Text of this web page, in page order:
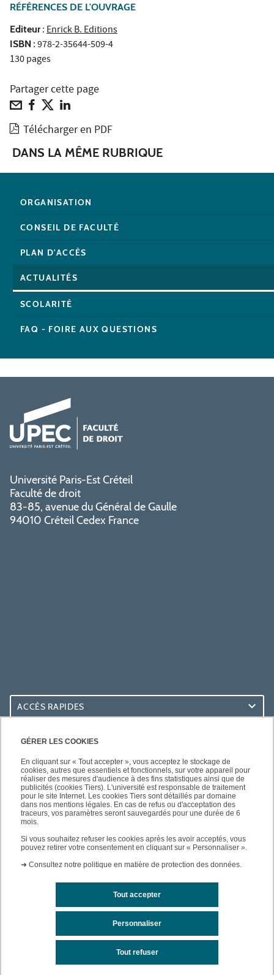
GÉRER LES COOKIES
En cliquant sur « Tout accepter », vous acceptez le stockage de
cookies, autres que essentiels et fonctionnels, sur votre appareil pour
réaliser des mesures d'audience à des fins statistiques ainsi que de
publicités (cookies Tiers). L'université est responsable de traitement
pour le site Internet. Les cookies Tiers sont détaillés par domaine
dans nos mentions légales. En cas de refus ou d'acceptation des
traceurs, vos paramètres seront sauvegardés pour une durée de 6
mois.
Si vous souhaitez refuser les cookies après les avoir acceptés, vous
pouvez retirer votre consentement en cliquant sur « Personnaliser ».
➜ Consultez notre politique en matière de protection des données.
Tout accepter
Tout refuser
Personnaliser
RÉFÉRENCES DE L'OUVRAGE
Editeur:Enrick B. Editions
ISBN : 978-2-35644-509-4
130 pages
Partager cette page
Télécharger en PDF
DANS LA MÊME RUBRIQUE
ORGANISATION
CONSEIL DE FACULTÉ
PLAN D'ACCÈS
ACTUALITÉS
SCOLARITÉ
FAQ - FOIRE AUX QUESTIONS
Université Paris-Est Créteil
Faculté de droit
83-85, avenue du Général de Gaulle
94010 Créteil Cedex France
ACCÈS RAPIDES
ACCÈS PRATIQUES
SUIVEZ-NOUS
Contacts
Plan du site